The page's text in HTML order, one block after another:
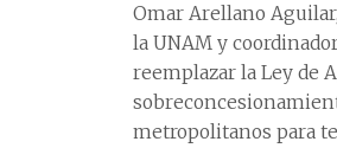
Omar Arellano
la UNAM y
reemplazar la Ley de
metropolitanos para